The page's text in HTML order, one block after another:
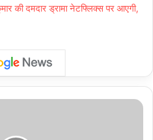
की दमदार ड्रामा नेटफ्लिक्स पर आएगी,